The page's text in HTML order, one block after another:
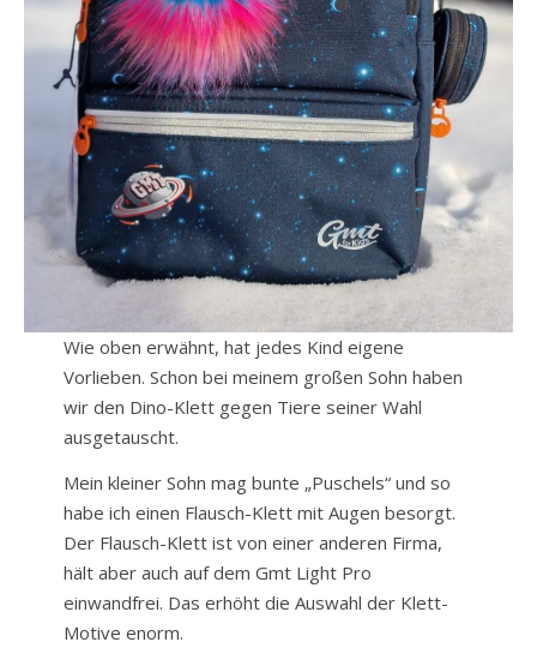
Wie oben erwähnt, hat jedes Kind eigene
Vorlieben. Schon bei meinem großen Sohn haben
wir den Dino-Klett gegen Tiere seiner Wahl
ausgetauscht.
Mein kleiner Sohn mag bunte „Puschels“ und so
habe ich einen Flausch-Klett mit Augen besorgt.
Der Flausch-Klett ist von einer anderen Firma,
hält aber auch auf dem Gmt Light Pro
einwandfrei. Das erhöht die Auswahl der Klett-
Motive enorm.